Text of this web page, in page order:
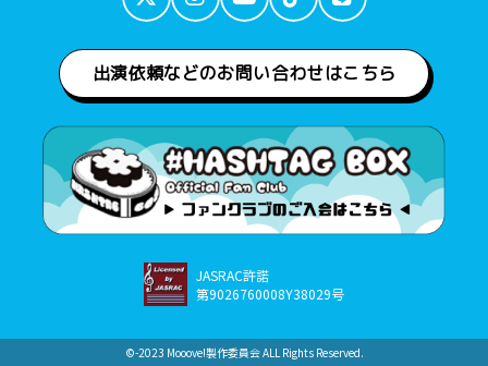
出演依頼などのお問い合わせはこちら
JASRAC許諾
第9026760008Y38029号
©︎-2023 Mooove!製作委員会 ALL Rights Reserved.